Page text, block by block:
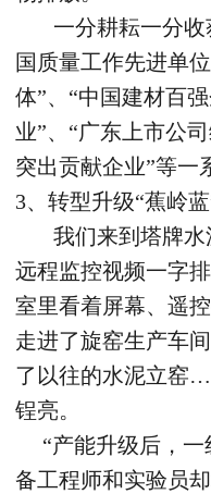
一分耕耘一分收
国质量工作先进单
体”、“中国建材百
业”、“广东上市公
突出贡献企业”等一
3、转型升级“蕉岭蓝
我们来到塔牌水
远程监控视频一字
室里看着屏幕、遥
走进了旋窑生产车
了以往的水泥立窑
锃亮。
“产能升级后，一
备工程师和实验员